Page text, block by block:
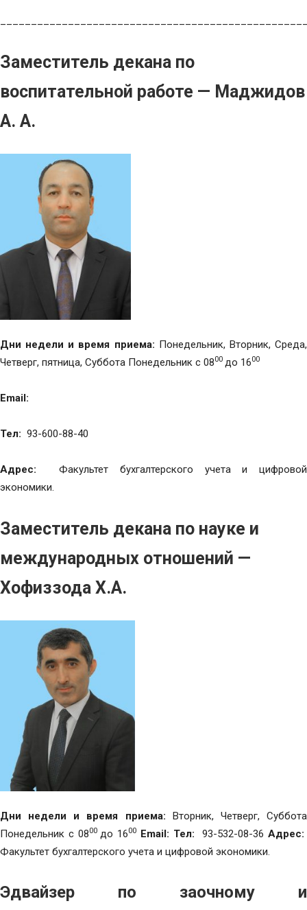
Заместитель декана по
воспитательной работе — Маджидов
А. А.
Дни недели и время приема: Понедельник, Вторник, Среда,
Четверг, пятница, Суббота Понедельник с 0800 до 1600
Email:
Тел: 93-600-88-40
Адрес: Факультет бухгалтерского учета и цифровой
экономики.
Заместитель декана по науке и
международных отношений —
Хофиззода Х.А.
Дни недели и время приема: Вторник, Четверг, Суббота
Понедельник с 0800 до 1600 Email: Тел: 93-532-08-36Адрес:
Факультет бухгалтерского учета и цифровой экономики.
Эдвайзер по заочному и